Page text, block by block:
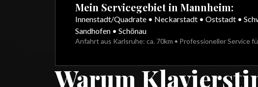
Mein Servicegebiet in Mannheim:
Innenstadt/Quadrate • Neckarstadt • Oststadt •
Sandhofen • Schönau
Anfahrt aus Karlsruhe: ca. 70km • Professioneller Service
Warum